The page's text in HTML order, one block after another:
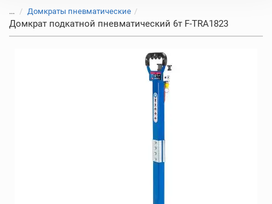
... Домкраты пневматические
Домкрат подкатной пневматический 6т F-TRA1823